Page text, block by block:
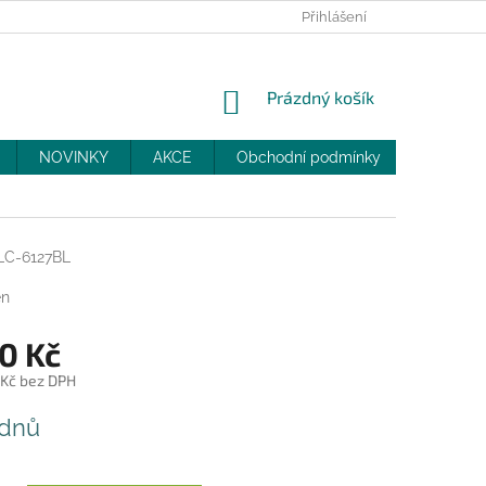
MOJE OBJEDNÁVKA
Přihlášení
NÁKUPNÍ
Prázdný košík
NOVINKY AKCE Obchodní podmínky
6127BL
Kč
bez DPH